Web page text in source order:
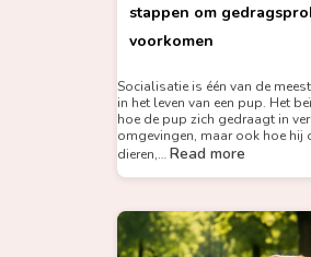
stappen om
voorkomen
Socialisatie is één van de
in het leven van een pup. Het
hoe de pup zich gedraagt in
omgevingen, maar ook hoe hij
dieren,… Read more